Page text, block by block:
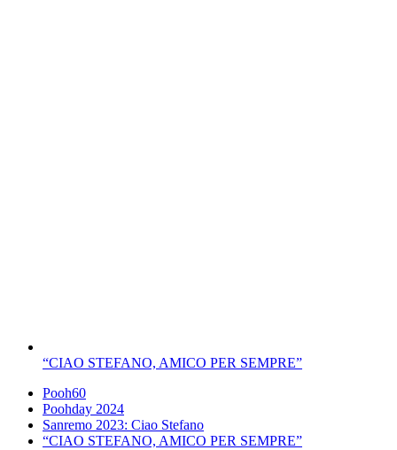
“CIAO STEFANO, AMICO PER SEMPRE”
Pooh60
Poohday 2024
Sanremo 2023: Ciao Stefano
“CIAO STEFANO, AMICO PER SEMPRE”